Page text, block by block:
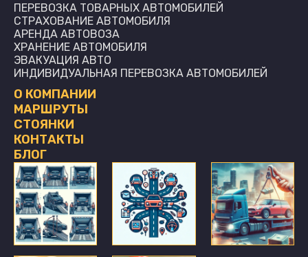
ПЕРЕВОЗКА ТОВАРНЫХ АВТОМОБИЛЕЙ
СТРАХОВАНИЕ АВТОМОБИЛЯ
АРЕНДА АВТОВОЗА
ХРАНЕНИЕ АВТОМОБИЛЯ
ЭВАКУАЦИЯ АВТО
ИНДИВИДУАЛЬНАЯ ПЕРЕВОЗКА АВТОМОБИЛЕЙ
О КОМПАНИИ
МАРШРУТЫ
СТОЯНКИ
КОНТАКТЫ
БЛОГ